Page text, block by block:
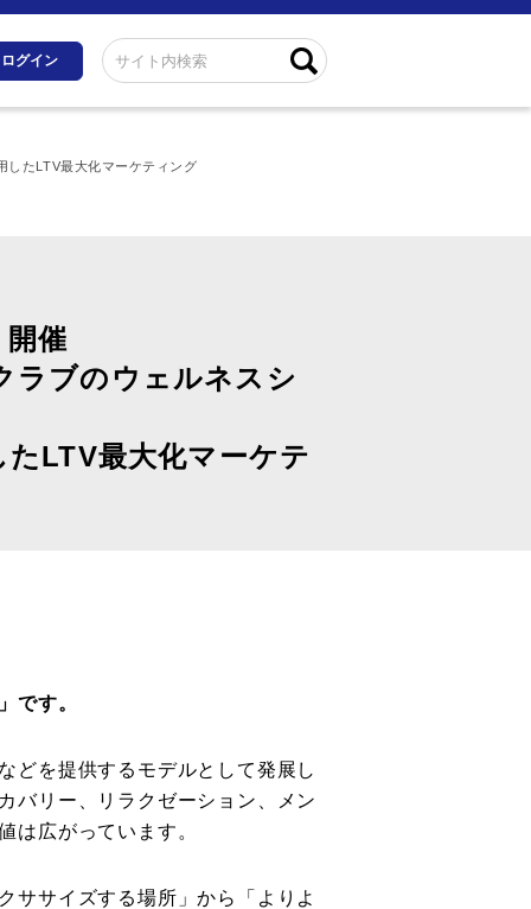
ログイン
したLTV最大化マーケティング
開催
ラブのウェルネスシ
LTV最大化マーケテ
です。
どを提供するモデルとして発展し
バリー、リラクゼーション、メン
は広がっています。
ササイズする場所」から「よりよ